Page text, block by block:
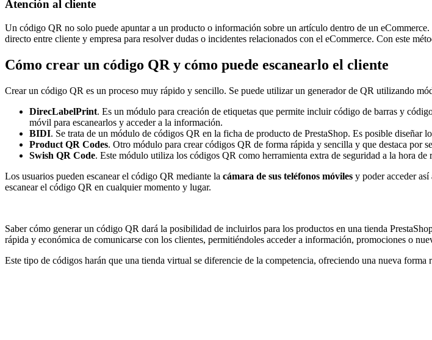
Atención al cliente
Un código QR no solo puede apuntar a un producto o información sobre un artículo dentro de un eCommerce.
directo entre cliente y empresa para resolver dudas o incidentes relacionados con el eCommerce. Con este
Cómo crear un código QR y cómo puede escanearlo el cliente
Crear un código QR es un proceso muy rápido y sencillo. Se puede utilizar un generador de QR utilizando
DirecLabelPrint. Es un módulo para creación de etiquetas que permite incluir código de barras y
móvil para escanearlos y acceder a la información.
BIDI. Se trata de un módulo de códigos QR en la ficha de producto de PrestaShop. Es posible diseñar
Product QR Codes. Otro módulo para crear códigos QR de forma rápida y sencilla y que destaca por
Swish QR Code. Este módulo utiliza los códigos QR como herramienta extra de seguridad a la hora
Los usuarios pueden escanear el código QR mediante la cámara de sus teléfonos móviles y poder acceder
escanear el código QR en cualquier momento y lugar.
Saber cómo generar un código QR dará la posibilidad de incluirlos para los productos en una tienda
rápida y económica de comunicarse con los clientes, permitiéndoles acceder a información, promociones o
Este tipo de códigos harán que una tienda virtual se diferencie de la competencia, ofreciendo una nueva forma